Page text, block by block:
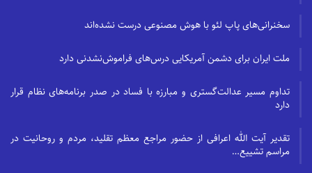
سخنرانی‌های پاپ لئو با هوش مصنوعی درست نشده‌اند
ملت ایران برای دشمن آمریکایی درس‌های فراموش‌نشدنی دارد
تداوم مسیر عدالت‌گستری و مبارزه با فساد در صدر برنامه‌های نظام قرار
دارد
تقدیر آیت الله اعرافی از حضور مراجع معظم تقلید، مردم و روحانیت در
مراسم تشییع…